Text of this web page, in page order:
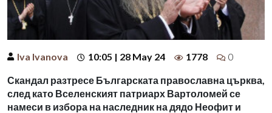
Iva Ivanova 10:05 | 28 May 24 1778 0
Скандал разтресе Българската православна църква,
след като Вселенският патриарх Вартоломей се
намеси в избора на наследник на дядо Неофит и